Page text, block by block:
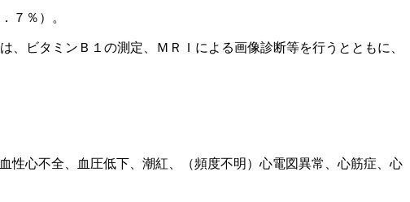
７％）。
ビタミンＢ１の測定、ＭＲＩによる画像診断等を行うとともに、
心不全、血圧低下、潮紅、（頻度不明）心電図異常、心筋症、心